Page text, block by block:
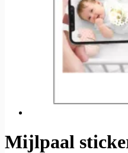
Mijlpaal